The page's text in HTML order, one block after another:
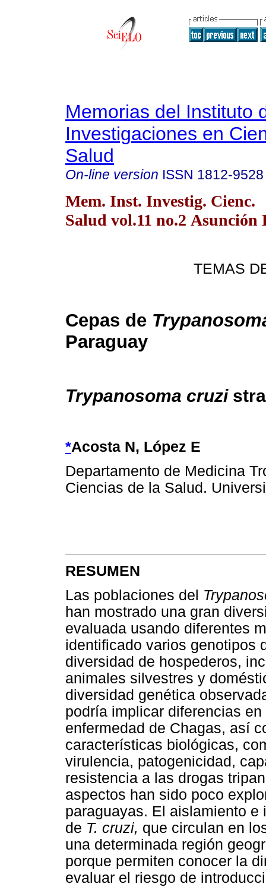
Memorias del Instituto
Investigaciones en
Salud
On-line version ISSN 1812-9528
Mem. Inst. Investig. Cienc.
Salud vol.11 no.2 Asunción
TEMAS
Cepas de
Paraguay
Trypanosoma cruzi
*Acosta N, López E
Departamento de Medicina
Ciencias de la Salud.
RESUMEN
Las poblaciones del
han mostrado una gran
evaluada usando diferentes
identificado varios genotipos
diversidad de hospederos,
animales silvestres y
diversidad genética
podría implicar diferencias
enfermedad de Chagas, así
características biológicas,
virulencia, patogenicidad,
resistencia a las drogas
aspectos han sido poco
paraguayas. El aislamiento
de T. cruzi, que circulan en
una determinada región
porque permiten conocer la
evaluar el riesgo de